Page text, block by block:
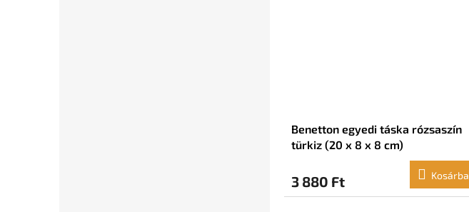
Benetton egyedi táska rózsaszín
türkiz (20 x 8 x 8 cm)
3 880 Ft Kosárba